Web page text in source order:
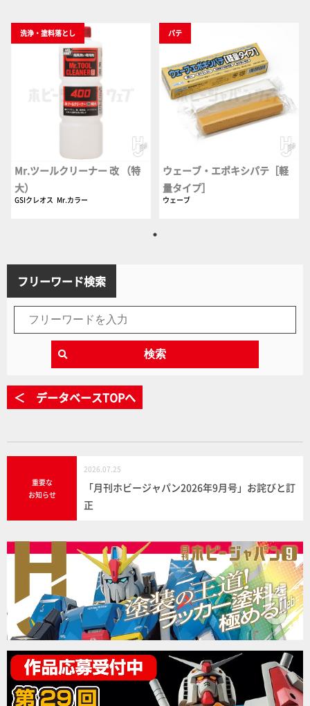
洗浄・塗料落とし
Mr.ツールクリーナー 改 （特
大）
GSIクレオス Mr.カラー
パテ
ウェーブ・エポキシパテ［軽
量タイプ］
ウェーブ
フリーワード検索
検索
＜ データベースTOPへ
重要な
お知らせ
2026.07.25
「月刊ホビージャパン2026年9月号」お詫びと訂
正